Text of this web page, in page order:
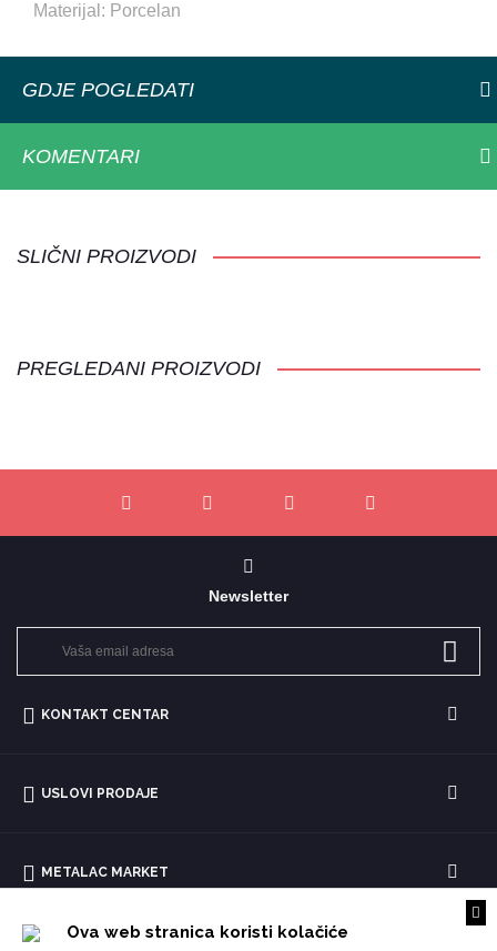
Ova web stranica koristi kolačiće
Materijal: Porcelan
GDJE POGLEDATI
KOMENTARI
SLIČNI PROIZVODI
PREGLEDANI PROIZVODI
Newsletter
KONTAKT CENTAR
USLOVI PRODAJE
METALAC MARKET